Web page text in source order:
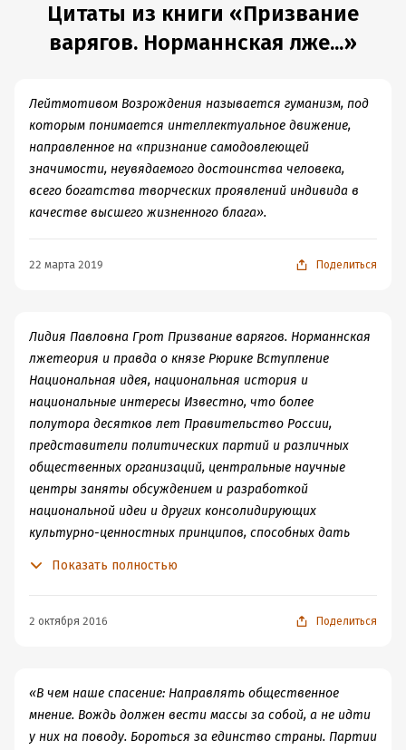
Время на чтение: 10ч.
Цитаты из книги «Призвание
варягов. Норманнская лже...»
Лейтмотивом Возрождения называется гуманизм, под
которым понимается интеллектуальное движение,
направленное на «признание самодовлеющей
значимости, неувядаемого достоинства человека,
всего богатства творческих проявлений индивида в
качестве высшего жизненного блага».
22 марта 2019 Поделиться
Лидия Павловна Грот Призвание варягов. Норманнская
лжетеория и правда о князе Рюрике Вступление
Национальная идея, национальная история и
национальные интересы Известно, что более
полутора десятков лет Правительство России,
представители политических партий и различных
общественных организаций, центральные научные
центры заняты обсуждением и разработкой
национальной идеи и других консолидирующих
культурно-ценностных принципов, способных дать
сложилось. К решению задачи по формулированию
широкое обсуждение сущности национальной идеи в
самых различных формах: на конференциях, на базе
различных общественных форумов, в рамках
Показать полностью
2 октября 2016 Поделиться
«В чем наше спасение: Направлять общественное
мнение. Вождь должен вести массы за собой, а не идти
у них на поводу. Бороться за единство страны. Партии